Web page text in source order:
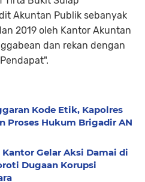
Akuntan Publik sebanyak
2019 oleh Kantor Akuntan
dan rekan dengan
Kode Etik, Kapolres
Proses Hukum Brigadir AN
Gelar Aksi Damai di
Dugaan Korupsi